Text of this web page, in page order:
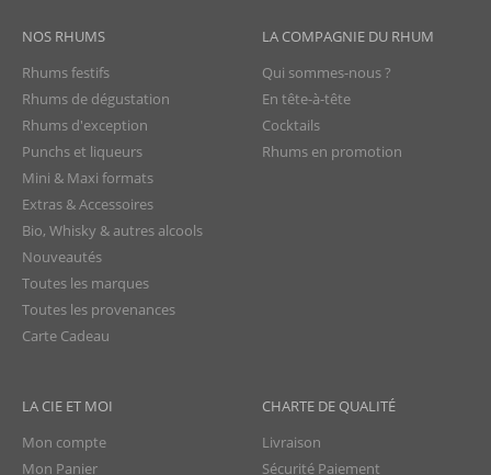
NOS RHUMS
Rhums festifs
Rhums de dégustation
Rhums d'exception
Punchs et liqueurs
Mini & Maxi formats
Extras & Accessoires
Bio, Whisky & autres alcools
Nouveautés
Toutes les marques
Toutes les provenances
Carte Cadeau
LA COMPAGNIE DU RHUM
Qui sommes-nous ?
En tête-à-tête
Cocktails
Rhums en promotion
LA CIE ET MOI
Mon compte
Mon Panier
CHARTE DE QUALITÉ
Livraison
Sécurité Paiement